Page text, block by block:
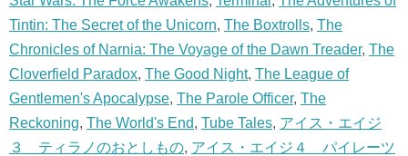
Tintin: The Secret of the Unicorn, The Boxtrolls, The
Chronicles of Narnia: The Voyage of the Dawn Treader, The
Cloverfield Paradox, The Good Night, The League of
Gentlemen's Apocalypse, The Parole Officer, The
Reckoning, The World's End, Tube Tales, アイス・エイジ
３ ティラノのおとしもの, アイス・エイジ４ パイレーツ